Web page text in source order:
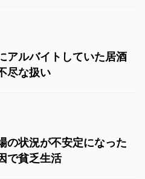
アルバイトしていた居酒
尽な扱い
の状況が不安定になった
で貧乏生活